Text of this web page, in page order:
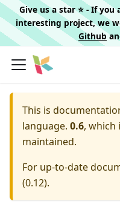
Give us a star ⭐️ - If
interesting project, we
Github
This is
language. 0.6, which
maintained.
For up-to-date
(0.12).